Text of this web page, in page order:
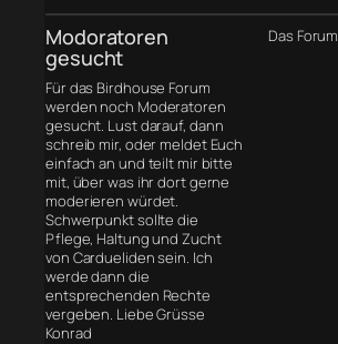
Modoratoren
gesucht
Für das Birdhouse Forum
werden noch Moderatoren
gesucht. Lust darauf, dann
schreib mir, oder meldet Euch
einfach an und teilt mir bitte
mit, über was ihr dort gerne
moderieren würdet.
Schwerpunkt sollte die
Pflege, Haltung und Zucht
von Cardueliden sein. Ich
werde dann die
entsprechenden Rechte
vergeben. Liebe Grüsse
Konrad
Das